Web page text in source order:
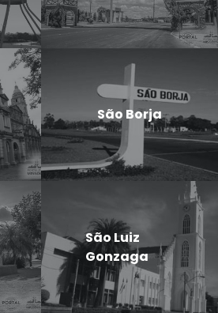
São Borja
São Luiz
Gonzaga